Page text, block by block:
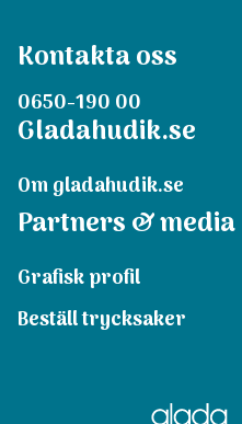
Kontakta oss
0650-190 00
Gladahudik.se
Om gladahudik.se
Partners & media
Grafisk profil
Beställ trycksaker